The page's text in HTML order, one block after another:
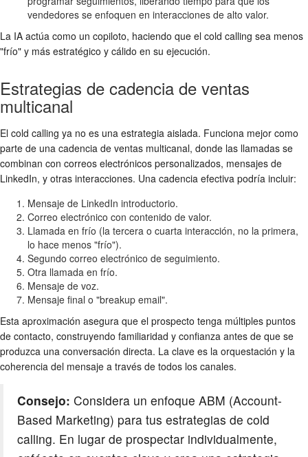
vendedores se enfoquen en interacciones de alto valor.
La IA actúa como un copiloto, haciendo que el cold calling sea menos
"frío" y más estratégico y cálido en su ejecución.
Estrategias de cadencia de ventas
multicanal
El cold calling ya no es una estrategia aislada. Funciona mejor como
parte de una cadencia de ventas multicanal, donde las llamadas se
combinan con correos electrónicos personalizados, mensajes de
LinkedIn, y otras interacciones. Una cadencia efectiva podría incluir:
Mensaje de LinkedIn introductorio.
Correo electrónico con contenido de valor.
Llamada en frío (la tercera o cuarta interacción, no la primera,
lo hace menos "frío").
Segundo correo electrónico de seguimiento.
Otra llamada en frío.
Mensaje de voz.
Mensaje final o "breakup email".
Esta aproximación asegura que el prospecto tenga múltiples puntos
de contacto, construyendo familiaridad y confianza antes de que se
produzca una conversación directa. La clave es la orquestación y la
coherencia del mensaje a través de todos los canales.
Consejo: Considera un enfoque ABM (Account-
Based Marketing) para tus estrategias de cold
calling. En lugar de prospectar individualmente,